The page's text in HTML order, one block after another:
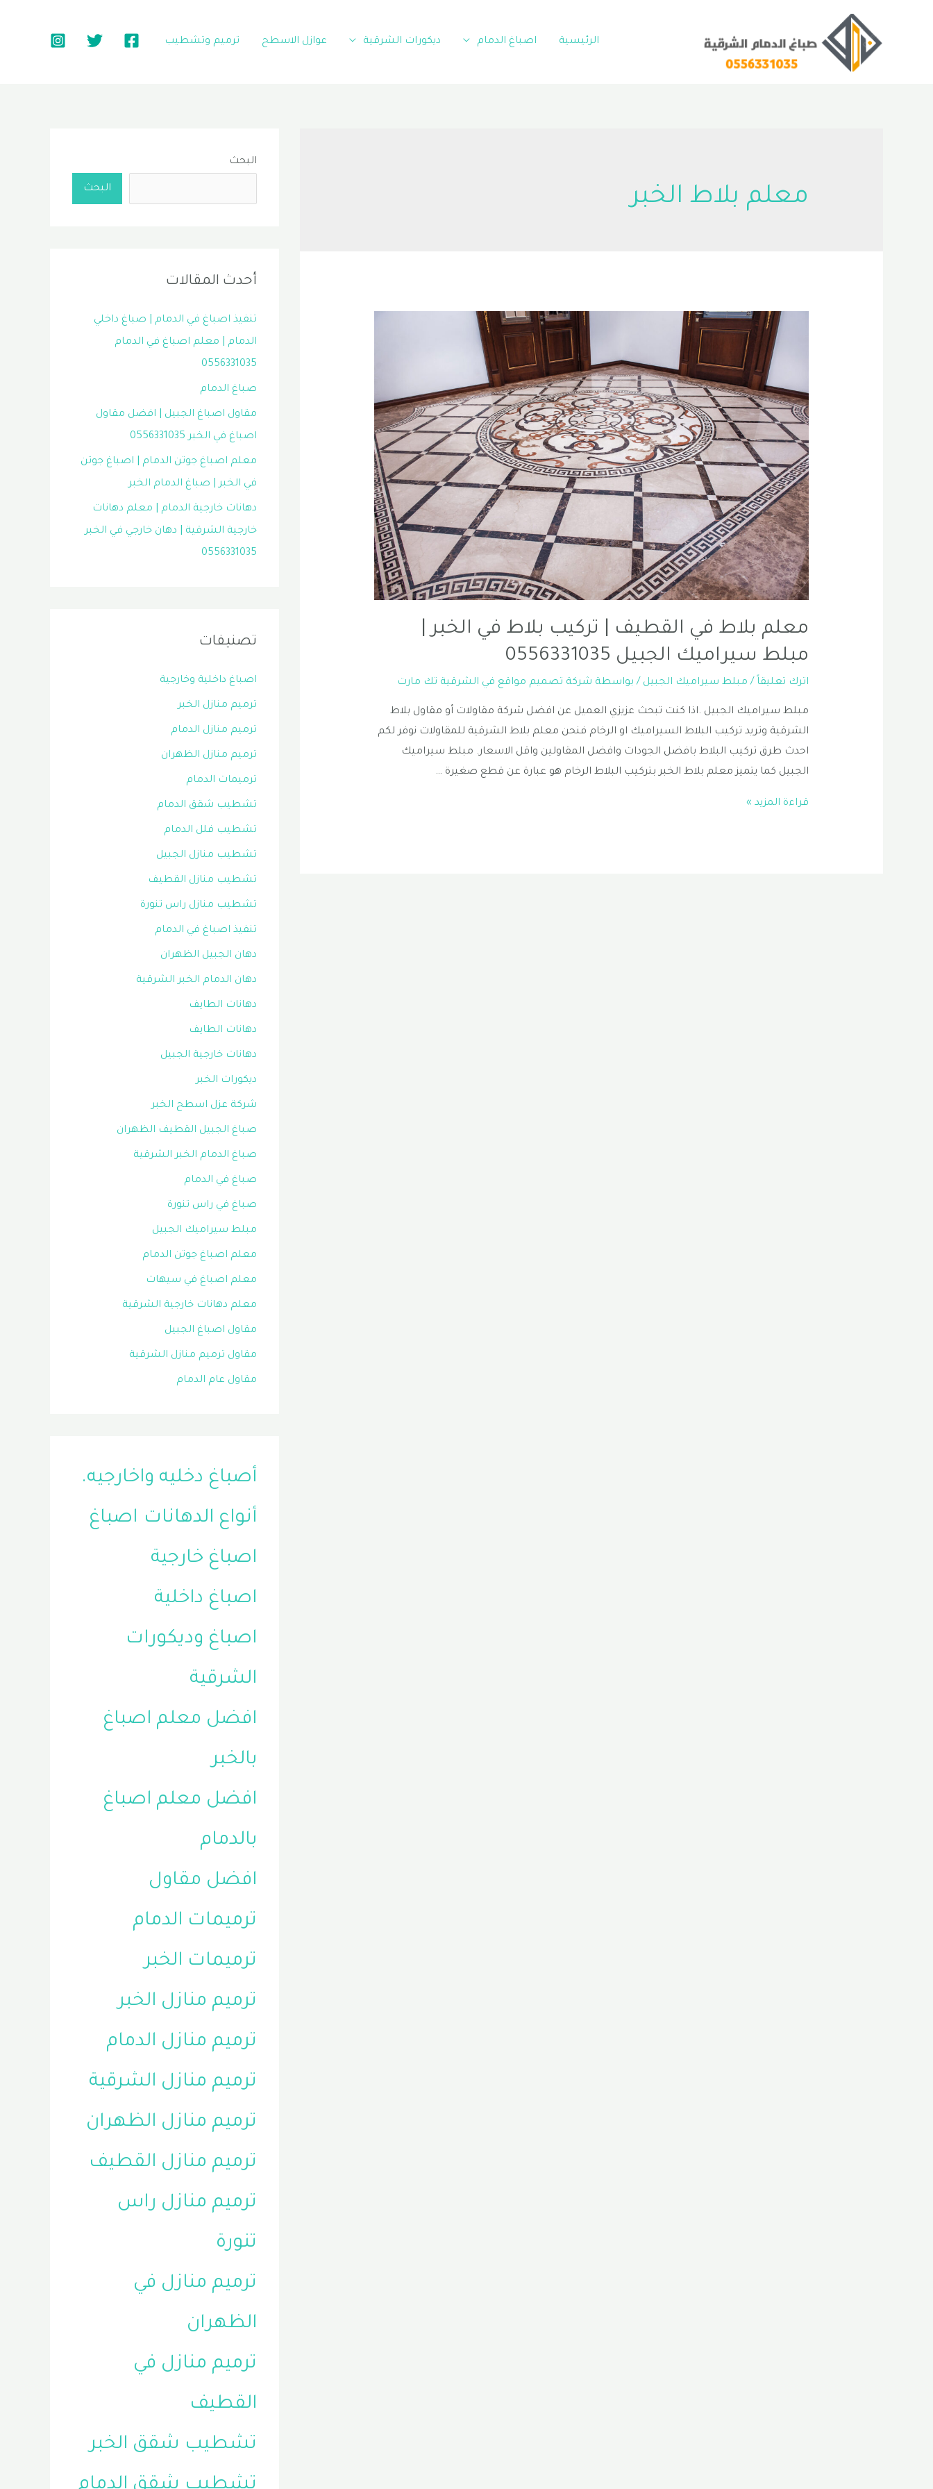
الرئيسية اصباغ الدمام ديكورات الشرقية عوازل الاسطح ترميم وتشطيب
معلم بلاط الخبر
معلم بلاط في القطيف | تركيب بلاط في الخبر |
مبلط سيراميك الجبيل 0556331035
اترك تعليقاً / مبلط سيراميك الجبيل / بواسطة شركة تصميم مواقع في الشرقية تك مارت
مبلط سيراميك الجبيل .اذا كنت تبحث عزيزي العميل عن افضل شركة مقاولات أو مقاول بلاط
الشرقية وتريد تركيب البلاط السيراميك او الرخام فنحن معلم بلاط الشرقية للمقاولات نوفر لكم
احدث طرق تركيب البلاط بافضل الجودات وافضل المقاولين واقل الاسعار. مبلط سيراميك
الجبيل كما يتميز معلم بلاط الخبر بتركيب البلاط الرخام هو عبارة عن قطع صغيرة …
معلم
قراءة المزيد »
البحث
البحث
أحدث المقالات
تنفيذ اصباغ في الدمام | صباغ داخلي
الدمام | معلم اصباغ في الدمام
0556331035
صباغ الدمام
مقاول اصباغ الجبيل | افضل مقاول
اصباغ في الخبر 0556331035
معلم اصباغ جوتن الدمام | اصباغ جوتن
في الخبر | صباغ الدمام الخبر
دهانات خارجية الدمام | معلم دهانات
خارجية الشرقية | دهان خارجي في الخبر
0556331035
تصنيفات
اصباغ داخلية وخارجية
ترميم منازل الخبر
ترميم منازل الدمام
ترميم منازل الظهران
ترميمات الدمام
تشطيب شقق الدمام
تشطيب فلل الدمام
تشطيب منازل الجبيل
تشطيب منازل القطيف
تشطيب منازل راس تنورة
تنفيذ اصباغ في الدمام
دهان الجبيل الظهران
دهان الدمام الخبر الشرقية
دهانات الطايف
دهانات الطايف
دهانات خارجية الجبيل
ديكورات الخبر
شركة عزل اسطح الخبر
صباغ الجبيل القطيف الظهران
صباغ الدمام الخبر الشرقية
صباغ في الدمام
صباغ في راس تنورة
مبلط سيراميك الجبيل
معلم اصباغ جوتن الدمام
معلم اصباغ في سيهات
معلم دهانات خارجية الشرقية
مقاول اصباغ الجبيل
مقاول ترميم منازل الشرقية
مقاول عام الدمام
أصباغ دخليه واخارجيه.
أنواع الدهانات اصباغ
اصباغ خارجية
اصباغ داخلية
اصباغ وديكورات
الشرقية
افضل معلم اصباغ
بالخبر
افضل معلم اصباغ
بالدمام
افضل مقاول
ترميمات الدمام
ترميمات الخبر
ترميم منازل الخبر
ترميم منازل الدمام
ترميم منازل الشرقية
ترميم منازل الظهران
ترميم منازل القطيف
ترميم منازل راس
تنورة
ترميم منازل في
الظهران
ترميم منازل في
القطيف
تشطيب شقق الخبر